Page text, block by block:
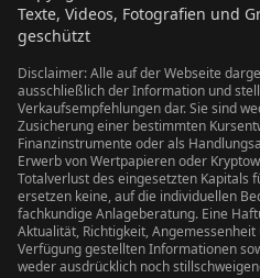
Texte, Videos, Fotografien und
geschützt
Disclaimer: Alle auf der Webseite
ausschließlich der Information und
Verkaufsempfehlungen dar. Sie sind
Zusicherung einer bestimmten
Finanzinstrumente oder als
Erwerb von Wertpapieren oder
Totalverlust des eingesetzten Kapitals
ersetzen keine, auf die individuellen
fachkundige Anlageberatung. Eine
Aktualität, Richtigkeit,
Verfügung gestellten Informationen
weder ausdrücklich noch